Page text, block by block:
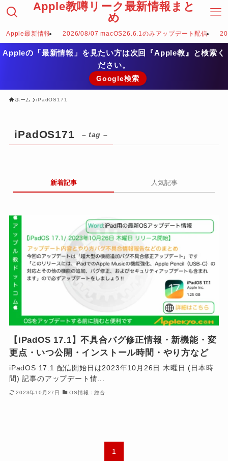
Apple教噂リーク最新情報まと
め
Apple最新情報 2026/08/07 macOS26.6.1のみアップデート配信
Appleの「最新情報」を見たい方は次回『Apple教』と検索く
ださい。
Google検索
ホーム iPadOS171
iPadOS171 – tag –
新着記事 人気記事
【iPadOS 17.1】不具合バグ修正情報・新機能・変
更点・いつ公開・インストール時間・やり方など
iPadOS 17.1 配信開始日は2023年10月26日 木曜日 (日本時
間) 記事のアップデート情...
2023年10月27日 OS情報：総合
1